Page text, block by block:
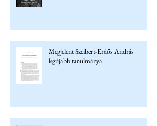
Megjelent Szeibert-Erdős András
legújabb tanulmánya